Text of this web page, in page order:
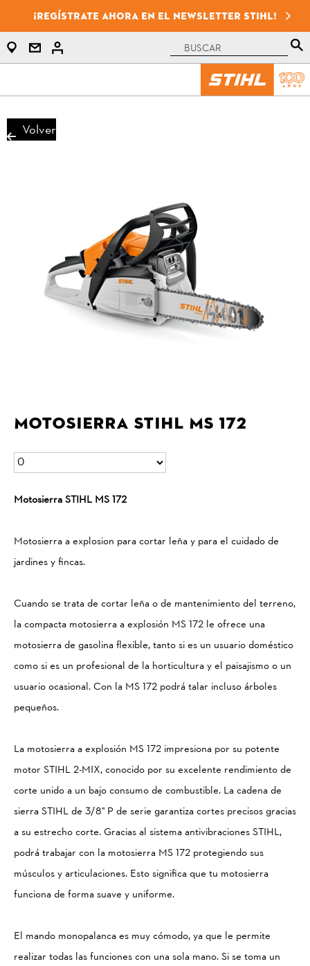
¡Regístrate ahora en el newsletter STIHL!
Volver
Motosierra STIHL MS 172
Motosierra STIHL MS 172
Motosierra a explosion para cortar leña y para el cuidado de
jardines y fincas.
Cuando se trata de cortar leña o de mantenimiento del terreno,
la compacta motosierra a explosión MS 172 le ofrece una
motosierra de gasolina flexible, tanto si es un usuario doméstico
como si es un profesional de la horticultura y el paisajismo o un
usuario ocasional. Con la MS 172 podrá talar incluso árboles
pequeños.
La motosierra a explosión MS 172 impresiona por su potente
motor STIHL 2-MIX, conocido por su excelente rendimiento de
corte unido a un bajo consumo de combustible. La cadena de
sierra STIHL de 3/8'' P de serie garantiza cortes precisos gracias
a su estrecho corte. Gracias al sistema antivibraciones STIHL,
podrá trabajar con la motosierra MS 172 protegiendo sus
músculos y articulaciones. Esto significa que tu motosierra
funciona de forma suave y uniforme.
El mando monopalanca es muy cómodo, ya que le permite
realizar todas las funciones con una sola mano. Si se toma un